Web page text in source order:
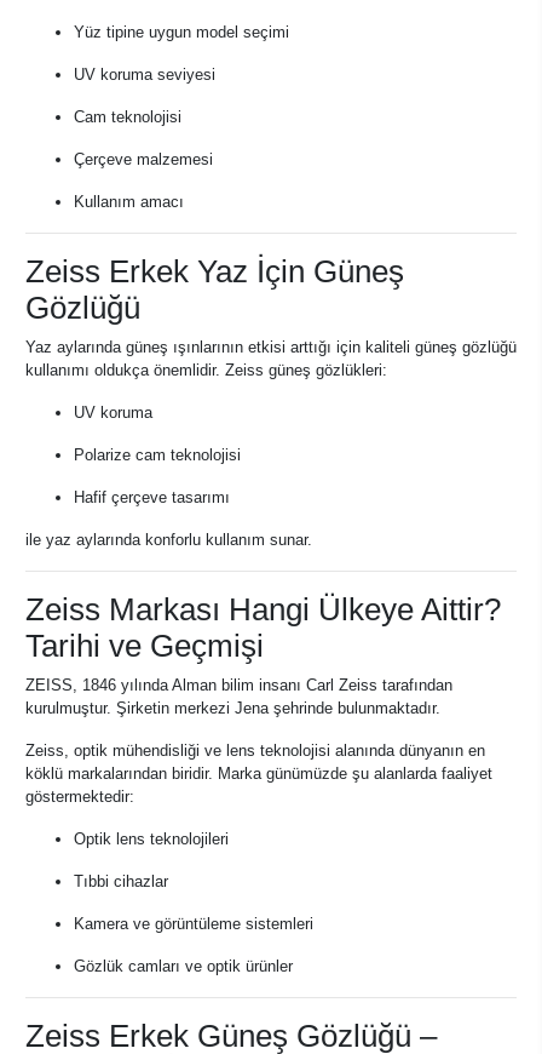
Yüz tipine uygun model seçimi
UV koruma seviyesi
Cam teknolojisi
Çerçeve malzemesi
Kullanım amacı
Zeiss Erkek Yaz İçin Güneş
Gözlüğü
Yaz aylarında güneş ışınlarının etkisi arttığı için kaliteli güneş gözlüğü
kullanımı oldukça önemlidir. Zeiss güneş gözlükleri:
UV koruma
Polarize cam teknolojisi
Hafif çerçeve tasarımı
ile yaz aylarında konforlu kullanım sunar.
Zeiss Markası Hangi Ülkeye Aittir?
Tarihi ve Geçmişi
ZEISS, 1846 yılında Alman bilim insanı Carl Zeiss tarafından
kurulmuştur. Şirketin merkezi Jena şehrinde bulunmaktadır.
Zeiss, optik mühendisliği ve lens teknolojisi alanında dünyanın en
köklü markalarından biridir. Marka günümüzde şu alanlarda faaliyet
göstermektedir:
Optik lens teknolojileri
Tıbbi cihazlar
Kamera ve görüntüleme sistemleri
Gözlük camları ve optik ürünler
Zeiss Erkek Güneş Gözlüğü –